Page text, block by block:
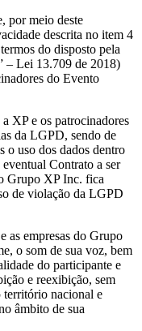
por meio deste
descrita no item 4
do disposto pela
– Lei 13.709 de 2018)
do Evento
XP e os patrocinadores
da LGPD, sendo de
o uso dos dados dentro
Contrato a ser
Grupo XP Inc. fica
de violação da LGPD
as empresas do Grupo
o som de sua voz, bem
do participante e
e reexibição, sem
território nacional e
âmbito de sua